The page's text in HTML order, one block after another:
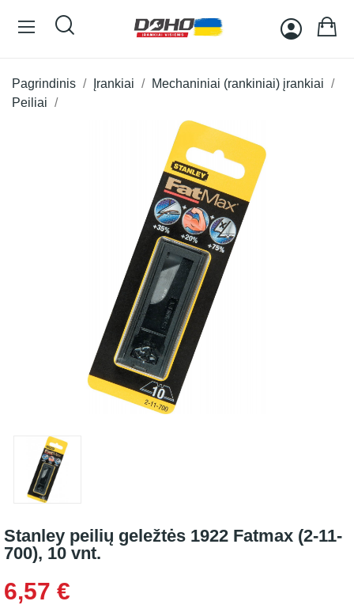
Pagrindinis Įrankiai
Mechaniniai (rankiniai) įrankiai
Peiliai
Stanley peilių geležtės 1922 Fatmax (2-11-
700), 10 vnt.
6,57 €